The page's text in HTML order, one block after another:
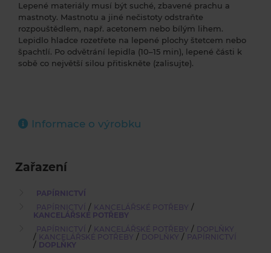
Lepené materiály musí být suché, zbavené prachu a
mastnoty. Mastnotu a jiné nečistoty odstraňte
rozpouštědlem, např. acetonem nebo bílým lihem.
Lepidlo hladce rozetřete na lepené plochy štetcem nebo
špachtlí. Po odvětrání lepidla (10–15 min), lepené části k
sobě co největší silou přitiskněte (zalisujte).
Informace o výrobku
Zařazení
PAPÍRNICTVÍ
PAPÍRNICTVÍ / KANCELÁŘSKÉ POTŘEBY /
KANCELÁŘSKÉ POTŘEBY
PAPÍRNICTVÍ / KANCELÁŘSKÉ POTŘEBY / DOPLŇKY
/ KANCELÁŘSKÉ POTŘEBY / DOPLŇKY / PAPÍRNICTVÍ
/ DOPLŇKY